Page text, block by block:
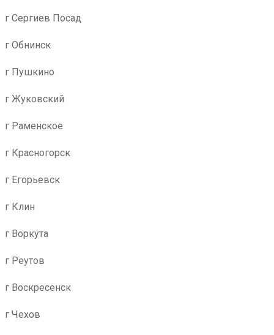
г Сергиев Посад
г Обнинск
г Пушкино
г Жуковский
г Раменское
г Красногорск
г Егорьевск
г Клин
г Воркута
г Реутов
г Воскресенск
г Чехов